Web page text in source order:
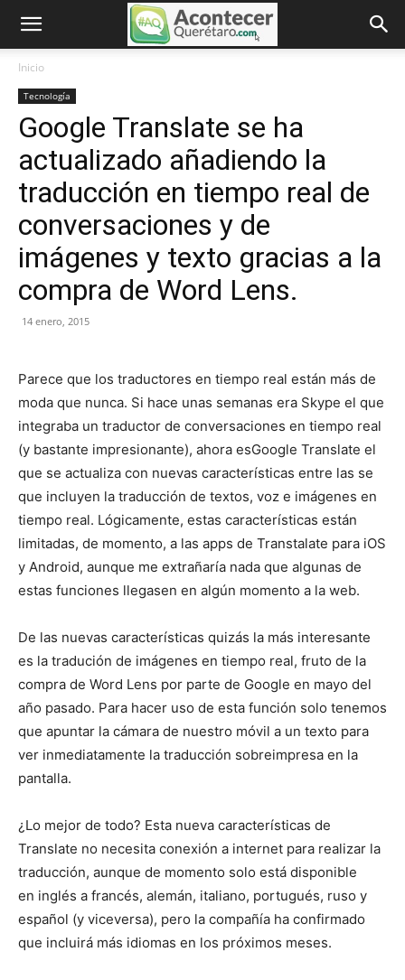
Inicio
Tecnología
Google Translate se ha
actualizado añadiendo la
traducción en tiempo real de
conversaciones y de
imágenes y texto gracias a la
compra de Word Lens.
14 enero, 2015
Parece que los traductores en tiempo real están más de
moda que nunca. Si hace unas semanas era Skype el que
integraba un traductor de conversaciones en tiempo real
(y bastante impresionante), ahora esGoogle Translate el
que se actualiza con nuevas características entre las se
que incluyen la traducción de textos, voz e imágenes en
tiempo real. Lógicamente, estas características están
limitadas, de momento, a las apps de Transtalate para iOS
y Android, aunque me extrañaría nada que algunas de
estas funciones llegasen en algún momento a la web.
De las nuevas características quizás la más interesante
es la tradución de imágenes en tiempo real, fruto de la
compra de Word Lens por parte de Google en mayo del
año pasado. Para hacer uso de esta función solo tenemos
que apuntar la cámara de nuestro móvil a un texto para
ver inmediatamente la traducción sobreimpresa en la
pantalla.
¿Lo mejor de todo? Esta nueva características de
Translate no necesita conexión a internet para realizar la
traducción, aunque de momento solo está disponible
en inglés a francés, alemán, italiano, portugués, ruso y
español (y viceversa), pero la compañía ha confirmado
que incluirá más idiomas en los próximos meses.